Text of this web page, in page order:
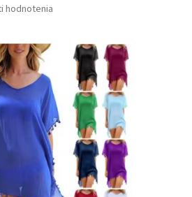
hodnotenia